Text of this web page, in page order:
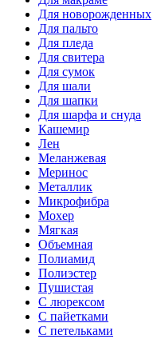
Для новорожденных
Для пальто
Для пледа
Для свитера
Для сумок
Для шали
Для шапки
Для шарфа и снуда
Кашемир
Лен
Меланжевая
Меринос
Металлик
Микрофибра
Мохер
Мягкая
Объемная
Полиамид
Полиэстер
Пушистая
С люрексом
С пайетками
С петельками